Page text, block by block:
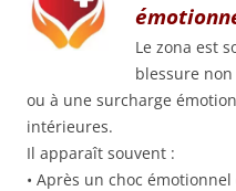
Le zona est
blessure
ou à une surcharge
intérieures.
Il apparaît souvent :
• Après un choc